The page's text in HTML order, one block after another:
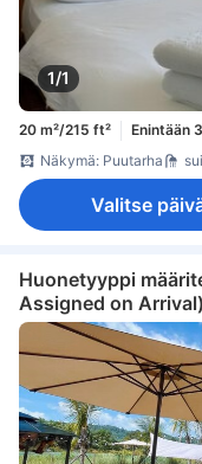
1/1
20 m²/215 ft² Enintään
Näkymä: Puutarha
Valitse
Huonetyyppi
Assigned on Arrival)